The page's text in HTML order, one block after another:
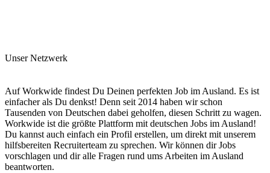
Unser Netzwerk
Auf Workwide findest Du Deinen perfekten Job im Ausland. Es ist
einfacher als Du denkst! Denn seit 2014 haben wir schon
Tausenden von Deutschen dabei geholfen, diesen Schritt zu wagen.
Workwide ist die größte Plattform mit deutschen Jobs im Ausland!
Du kannst auch einfach ein Profil erstellen, um direkt mit unserem
hilfsbereiten Recruiterteam zu sprechen. Wir können dir Jobs
vorschlagen und dir alle Fragen rund ums Arbeiten im Ausland
beantworten.